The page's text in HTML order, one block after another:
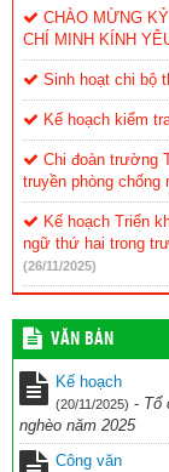
CHÀO MỪNG
CHÍ MINH KÍNH
Sinh hoạt chi bộ
Kế hoạch kiểm
Chi đoàn trường
truyền phòng chống
Kế hoạch Triển
ngữ thứ hai trong
(26/11/2025)
dạy chào mừng Kỷ
– 20/11/2025) năm
kế hoạch Thi đua
AI trên nền tảng
Kế hoạch hoạt
VĂN BẢN
Kế hoạch
(20/11/2025) - Tổ
nghèo năm 2025
Công văn